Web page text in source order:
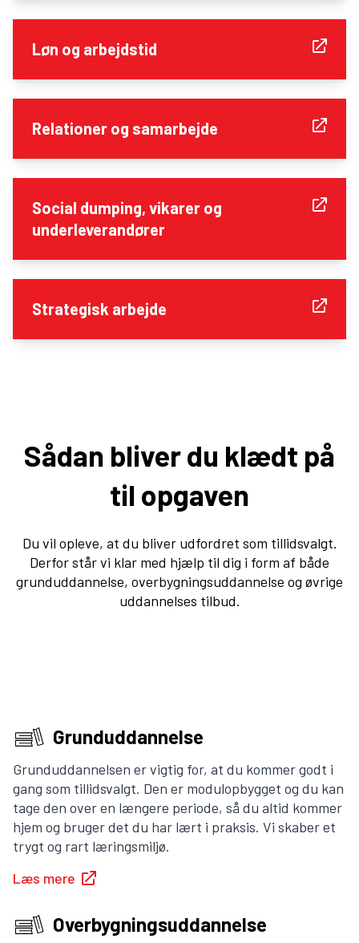
Løn og arbejdstid
Relationer og samarbejde
Social dumping, vikarer og
underleverandører
Strategisk arbejde
Sådan bliver du klædt på
til opgaven
Du vil opleve, at du bliver udfordret som tillidsvalgt.
Derfor står vi klar med hjælp til dig i form af både
grunduddannelse, overbygningsuddannelse og øvrige
uddannelses tilbud.
Grunduddannelse
Grunduddannelsen er vigtig for, at du kommer godt i
gang som tillidsvalgt. Den er modulopbygget og du kan
tage den over en længere periode, så du altid kommer
hjem og bruger det du har lært i praksis. Vi skaber et
trygt og rart læringsmiljø.
Læs mere
Overbygningsuddannelse